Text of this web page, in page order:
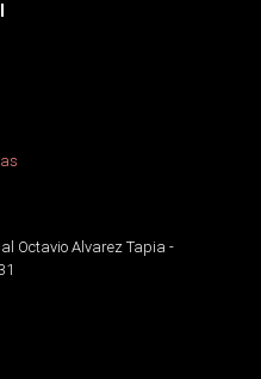
Octavio Alvarez Tapia -